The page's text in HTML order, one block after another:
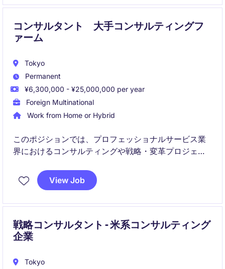
コンサルタント 大手コンサルティングフ
ァーム
Tokyo
Permanent
¥6,300,000 - ¥25,000,000 per year
Foreign Multinational
Work from Home or Hybrid
このポジションでは、プロフェッショナルサービス業
界におけるコンサルティングや戦略・変革プロジェク
に、クライアントの課題解決を通じてビジネス価値を
高める役割を担います。
View Job
戦略コンサルタント - 米系コンサルティング
企業
Tokyo